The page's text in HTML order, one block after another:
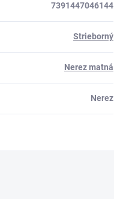
7391447046144
Strieborný
Nerez matná
Nerez